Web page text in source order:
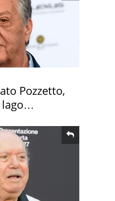
Pozzetto,